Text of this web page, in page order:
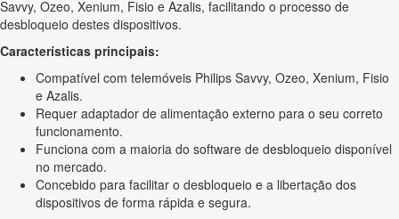
Savvy, Ozeo, Xenium, Fisio e Azalis, facilitando o processo de
desbloqueio destes dispositivos.
Características principais:
Compatível com telemóveis Philips Savvy, Ozeo, Xenium, Fisio
e Azalis.
Requer adaptador de alimentação externo para o seu correto
funcionamento.
Funciona com a maioria do software de desbloqueio disponível
no mercado.
Concebido para facilitar o desbloqueio e a libertação dos
dispositivos de forma rápida e segura.